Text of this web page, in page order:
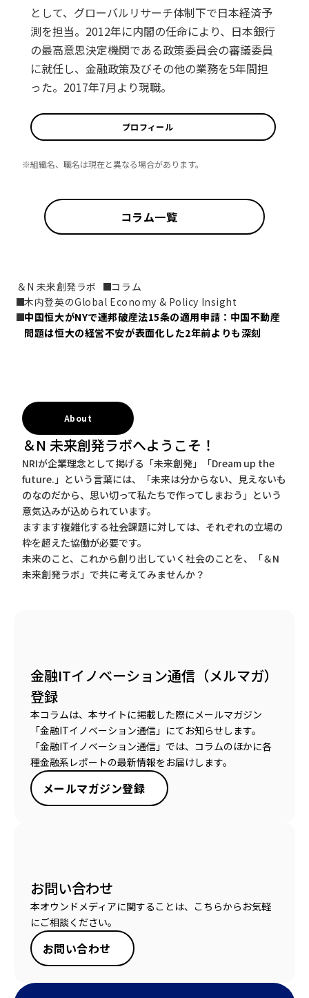
として、グローバルリサーチ体制下で日本経済予
測を担当。2012年に内閣の任命により、日本銀行
の最高意思決定機関である政策委員会の審議委員
に就任し、金融政策及びその他の業務を5年間担
った。2017年7月より現職。
プロフィール
※組織名、職名は現在と異なる場合があります。
コラム一覧
＆N 未来創発ラボ
コラム
木内登英のGlobal Economy & Policy Insight
中国恒大がNYで連邦破産法15条の適用申請：中国不動産
問題は恒大の経営不安が表面化した2年前よりも深刻
About
＆N 未来創発ラボへようこそ！
NRIが企業理念として掲げる「未来創発」「Dream up the
future.」という言葉には、「未来は分からない、見えないも
のなのだから、思い切って私たちで作ってしまおう」という
意気込みが込められています。
ますます複雑化する社会課題に対しては、それぞれの立場の
枠を超えた協働が必要です。
未来のこと、これから創り出していく社会のことを、「＆N
未来創発ラボ」で共に考えてみませんか？
金融ITイノベーション通信（メルマガ）
登録
本コラムは、本サイトに掲載した際にメールマガジン
「金融ITイノベーション通信」にてお知らせします。
「金融ITイノベーション通信」では、コラムのほかに各
種金融系レポートの最新情報をお届けします。
メールマガジン登録
お問い合わせ
本オウンドメディアに関することは、こちらからお気軽
にご相談ください。
お問い合わせ